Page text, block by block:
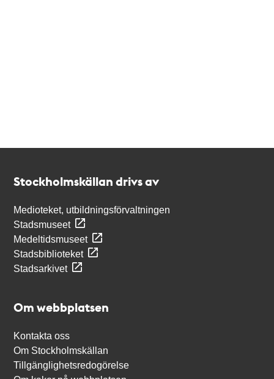
Stockholmskällan drivs av
Medioteket, utbildningsförvaltningen
Stadsmuseet
Medeltidsmuseet
Stadsbiblioteket
Stadsarkivet
Om webbplatsen
Kontakta oss
Om Stockholmskällan
Tillgänglighetsredogörelse